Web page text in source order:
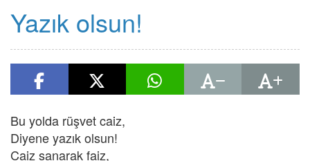
Yazık olsun!
Bu yolda rüşvet caiz,
Diyene yazık olsun!
Caiz sanarak faiz,